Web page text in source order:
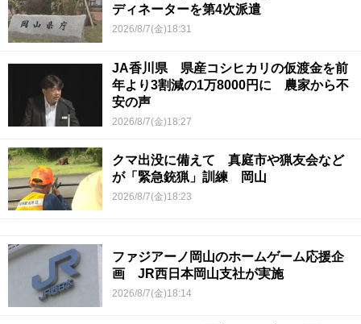
ディネーターを第4次派遣
2026/8/7(金)18:31
JA香川県 県産コシヒカリの仮渡金を前
年より3割減の1万8000円に 農家から不
安の声
2026/8/7(金)18:27
クマ出没に備えて 真庭市や猟友会など
が「緊急銃猟」訓練 岡山
2026/8/7(金)18:23
ファジアーノ岡山のホームゲーム応援企
画 JR西日本岡山支社が実施
2026/8/7(金)18:14